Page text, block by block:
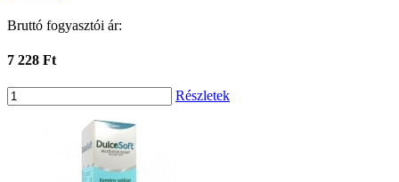
Bruttó fogyasztói ár:
7 228 Ft
Részletek